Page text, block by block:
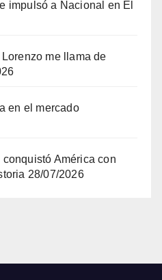
impulsó a Nacional en El
me llama de
en el mercado
América con
28/07/2026